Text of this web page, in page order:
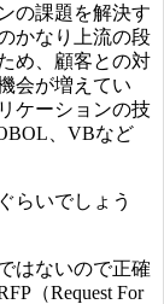
の課題を解決す
かなり上流の段
め、顧客との対
会が増えてい
ケーションの技
、VBなど
らいでしょう
はないので正確
（Request For